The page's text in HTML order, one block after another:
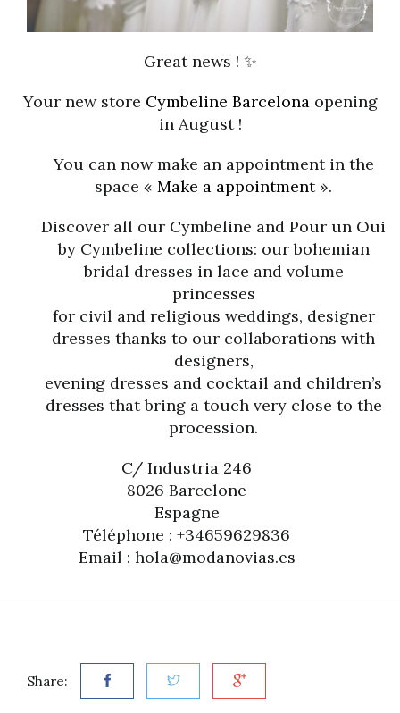
Great news ! ✨
Your new store Cymbeline Barcelonaopening
in August !
You can now make an appointment in the
space « Make a appointment».
Discover all our Cymbeline and Pour un Oui
by Cymbeline collections: our bohemian
bridal dresses in lace and volume
princesses
for civil and religious weddings, designer
dresses thanks to our collaborations with
designers,
evening dresses and cocktail and children’s
dresses that bring a touch very close to the
procession.
C/ Industria 246
8026 Barcelone
Espagne
Téléphone : +34659629836
Email : hola@modanovias.es
Share: